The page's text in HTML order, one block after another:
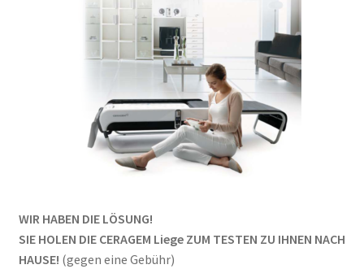
WIR HABEN DIE LÖSUNG!
SIE HOLEN DIE CERAGEM Liege ZUM TESTEN ZU IHNEN NACH
HAUSE! (gegen eine Gebühr)